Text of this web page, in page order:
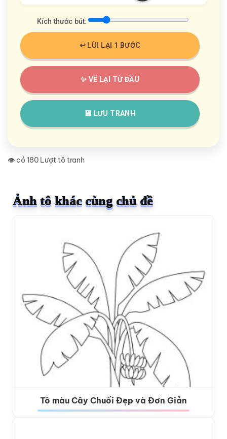
Kích thước bút:
↩️ LÙI LẠI 1 BƯỚC
✨ VẼ LẠI TỪ ĐẦU
💾 LƯU TRANH
👁️ có 180 Lượt tô tranh
Ảnh tô khác cùng chủ đề
Tô màu Cây Chuối Đẹp và Đơn Giản